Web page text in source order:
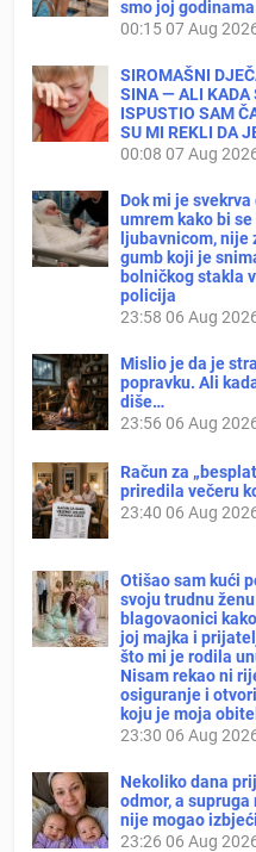
smo joj
00:1507 Aug
SIROMAŠNI
SINA — ALI KADA
ISPUSTIO SAM
SU MI REKLI DA
00:08 07 Aug
Dok mi je
umrem kako bi
ljubavnicom, nije
gumb koji je
bolničkog stakla
policija
23:58 06 Aug
Mislio je da je
popravku. Ali
diše…
23:56 06 Aug
Račun za
priredila večeru
23:40 06 Aug
Otišao sam kući
svoju trudnu
blagovaonici
joj majka i
što mi je rodila
Nisam rekao ni
osiguranje i
koju je moja
23:30 06 Aug
Nekoliko dana
odmor, a
nije mogao izbjeći
23:26 06 Aug